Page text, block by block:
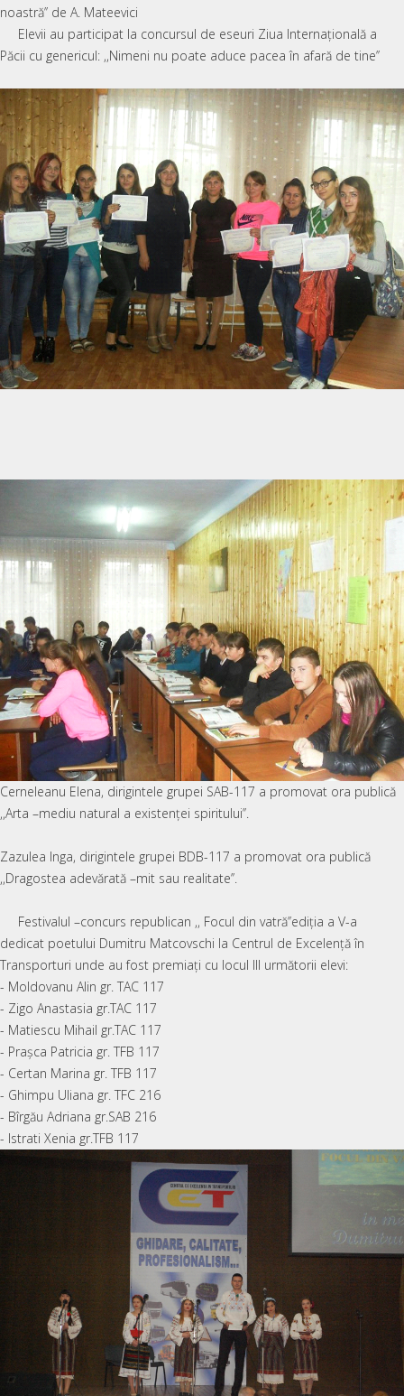
noastră’’ de A. Mateevici
Elevii au participat la concursul de eseuri Ziua Internațională a
Păcii cu genericul: ,,Nimeni nu poate aduce pacea în afară de tine’’
Cerneleanu Elena, dirigintele grupei SAB-117 a promovat ora publică
,,Arta –mediu natural a existenței spiritului’’.
Zazulea Inga, dirigintele grupei BDB-117 a promovat ora publică
,,Dragostea adevărată –mit sau realitate’’.
Festivalul –concurs republican ,, Focul din vatră’’ediția a V-a
dedicat poetului Dumitru Matcovschi la Centrul de Excelenţă în
Transporturi unde au fost premiaţi cu locul III următorii elevi:
- Moldovanu Alin gr. TAC 117
- Zigo Anastasia gr.TAC 117
- Matiescu Mihail gr.TAC 117
- Praşca Patricia gr. TFB 117
- Certan Marina gr. TFB 117
- Ghimpu Uliana gr. TFC 216
- Bîrgău Adriana gr.SAB 216
- Istrati Xenia gr.TFB 117